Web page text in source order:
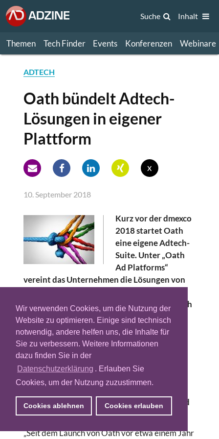
Wir verwenden Cookies, um die Nutzung der
Website zu optimieren. Einige sind technisch
notwendig, andere helfen uns, die Inhalte für
Sie zu verbessern. Weitere Informationen
dazu finden Sie in der
Datenschutzerklärung . Erlauben Sie
Cookies, um der Nutzung zuzustimmen.
Cookies ablehnen Cookies erlauben
Themen Tech Finder Events Konferenzen Webinare
Suche Inhalt
ADTECH
Oath bündelt Adtech-
Lösungen in eigener
Plattform
x
10. September 2018
Kurz vor der dmexco
2018 startet Oath
eine eigene Adtech-
Suite. Unter „Oath
Ad Platforms“
vereint das Unternehmen die Lösungen von
Gemini in einem einheitlichen Angebot. Oath
will in der neuen Plattform Daten,
Inventarbestände, Werbeerlebnisse und
hauseigene wie programmatische
Algorithmen zusammenführen. Darüber
hinaus soll eine einheitliche Demand Side
Platform (DSP) den Zugang zu neuen Native
und Connected TV Inventaren bieten. Die
neuen Features werden jedoch erst nach und
nach eingeführt.
„Seit dem Launch von Oath vor etwa einem Jahr